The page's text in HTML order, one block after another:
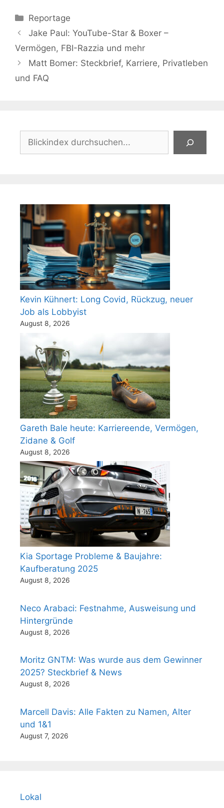
Kategorien
Reportage
Jake Paul: YouTube-Star & Boxer –
Vermögen, FBI-Razzia und mehr
Matt Bomer: Steckbrief, Karriere, Privatleben
und FAQ
Suchen
Kevin Kühnert: Long Covid, Rückzug, neuer
Job als Lobbyist
August 8, 2026
Gareth Bale heute: Karriereende, Vermögen,
Zidane & Golf
August 8, 2026
Kia Sportage Probleme & Baujahre:
Kaufberatung 2025
August 8, 2026
Neco Arabaci: Festnahme, Ausweisung und
Hintergründe
August 8, 2026
Moritz GNTM: Was wurde aus dem Gewinner
2025? Steckbrief & News
August 8, 2026
Marcell Davis: Alle Fakten zu Namen, Alter
und 1&1
August 7, 2026
Lokal